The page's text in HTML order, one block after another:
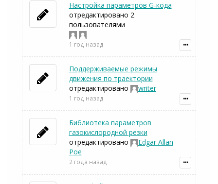
Настройка параметров G-кода
отредактировано 2
пользователями
1 год назад
Поддерживаемые режимы
движения по траектории
отредактировано
writer
1 год назад
Библиотека параметров
газокислородной резки
отредактировано
Edgar Allan
Poe
2 года назад